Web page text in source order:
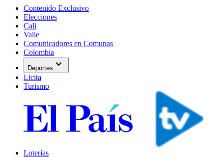
Contenido Exclusivo
Elecciones
Cali
Valle
Comunicadores en Comunas
Colombia
Deportes expand_more
Licita
Turismo
Loterías